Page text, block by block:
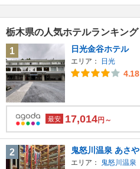
栃木県の人気ホテルランキング
1
日光金谷ホテル
エリア： 日光
4.18
最安 17,014円～
2 鬼怒川温泉 あさや
エリア： 鬼怒川温泉